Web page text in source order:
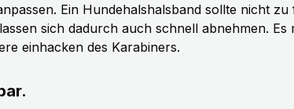
Ein Hundehalshalsband sollte nicht
sich dadurch auch schnell abnehmen.
einhacken des Karabiners.